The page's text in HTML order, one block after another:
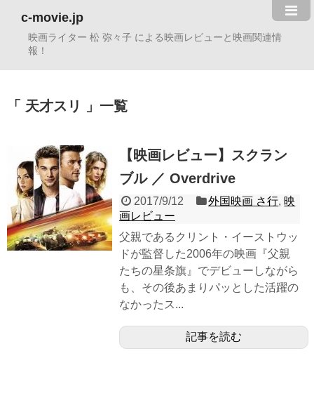
c-movie.jp
映画ライター 松 弥々子 による映画レビューと映画関連情
報！
天才スリ 一覧
【映画レビュー】スクラン
ブル ／ Overdrive
2017/9/12 外国映画 さ行, 映
画レビュー
父親であるクリント・イーストウッ
ドが監督した2006年の映画『父親
たちの星条旗』でデビューしながら
も、その後あまりパッとした活躍の
なかったス...
記事を読む